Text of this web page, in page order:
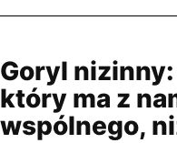
Goryl
który ma z
wspólnego,